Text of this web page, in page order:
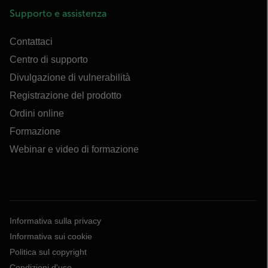
Supporto e assistenza
Contattaci
Centro di supporto
Divulgazione di vulnerabilità
Registrazione del prodotto
Ordini online
Formazione
Webinar e video di formazione
Informativa sulla privacy
Informativa sui cookie
Politica sul copyright